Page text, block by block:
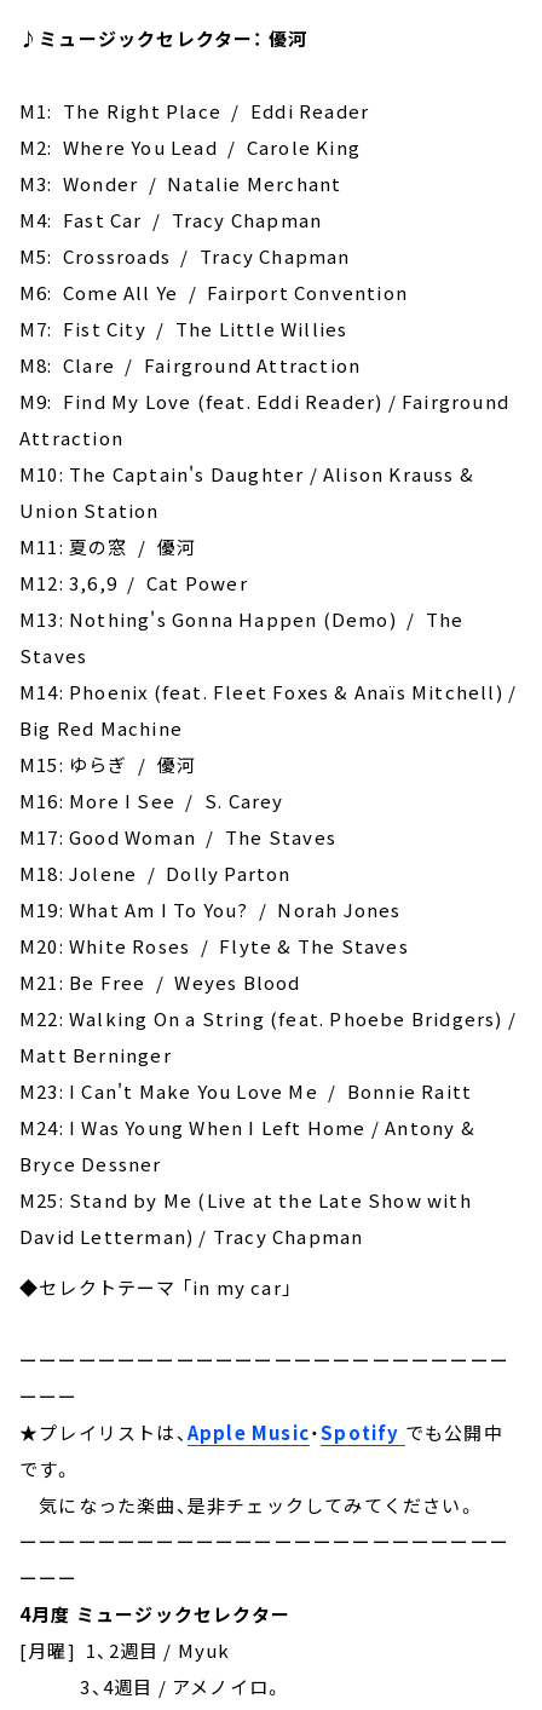
♪ミュージックセレクター： 優河
M1: The Right Place / Eddi Reader
M2: Where You Lead / Carole King
M3: Wonder / Natalie Merchant
M4: Fast Car / Tracy Chapman
M5: Crossroads / Tracy Chapman
M6: Come All Ye / Fairport Convention
M7: Fist City / The Little Willies
M8: Clare / Fairground Attraction
M9: Find My Love (feat. Eddi Reader) / Fairground
Attraction
M10: The Captain's Daughter / Alison Krauss &
Union Station
M11: 夏の窓 / 優河
M12: 3,6,9 / Cat Power
M13: Nothing's Gonna Happen (Demo) / The
Staves
M14: Phoenix (feat. Fleet Foxes & Anaïs Mitchell) /
Big Red Machine
M15: ゆらぎ / 優河
M16: More I See / S. Carey
M17: Good Woman / The Staves
M18: Jolene / Dolly Parton
M19: What Am I To You? / Norah Jones
M20: White Roses / Flyte & The Staves
M21: Be Free / Weyes Blood
M22: Walking On a String (feat. Phoebe Bridgers) /
Matt Berninger
M23: I Can't Make You Love Me / Bonnie Raitt
M24: I Was Young When I Left Home / Antony &
Bryce Dessner
M25: Stand by Me (Live at the Late Show with
David Letterman) / Tracy Chapman
◆セレクトテーマ 「in my car」
ーーーーーーーーーーーーーーーーーーーーーーーーー
ーーー
★プレイリストは、Apple Music・Spotify でも公開中
です。
気になった楽曲、是非チェックしてみてください。
ーーーーーーーーーーーーーーーーーーーーーーーーー
ーーー
4月度 ミュージックセレクター
[月曜] 1、2週目 / Myuk
3、4週目 / アメノイロ。